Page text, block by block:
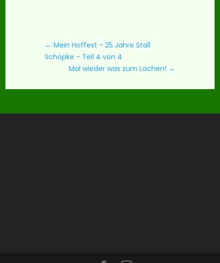
←Mein Hoffest - 25 Jahre Stall
Schöpke - Teil 4 von 4
Mal wieder was zum Lachen! →